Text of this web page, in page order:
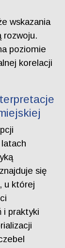
wskazania
rozwoju.
poziomie
korelacji
się
u której
i praktyki